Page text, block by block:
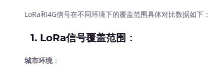
LoRa和4G信号在不同环境下的覆盖范围具体对比数据如下：
1. LoRa信号覆盖范围：
城市环境 ：